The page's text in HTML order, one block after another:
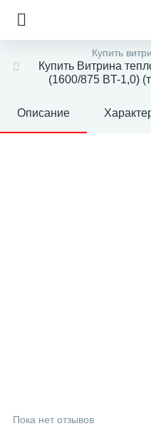
Купить
Купить Витрина
(1600/875 BT-1,0)
Описание
Пока нет отзывов